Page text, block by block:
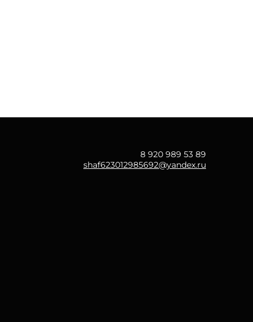
8 920 989 53 89
shaf623012985692@yandex.ru